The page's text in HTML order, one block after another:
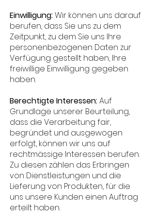
Einwilligung:Wir können uns darauf
berufen, dass Sie uns zu dem
Zeitpunkt, zu dem Sie uns Ihre
personenbezogenen Daten zur
Verfügung gestellt haben, Ihre
freiwillige Einwilligung gegeben
haben.
Berechtigte Interessen:Auf
Grundlage unserer Beurteilung,
dass die Verarbeitung fair,
begründet und ausgewogen
erfolgt, können wir uns auf
rechtmässige Interessen berufen.
Zu diesen zählen das Erbringen
von Dienstleistungen und die
Lieferung von Produkten, für die
uns unsere Kunden einen Auftrag
erteilt haben.